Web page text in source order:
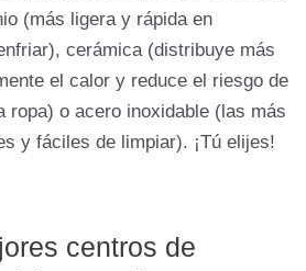
(más ligera y rápida en
cerámica (distribuye más
el calor y reduce el riesgo de
ropa) o acero inoxidable (las más
y fáciles de limpiar). ¡Tú elijes!
centros de